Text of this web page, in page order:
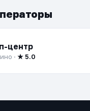
центр
· ★ 5.0